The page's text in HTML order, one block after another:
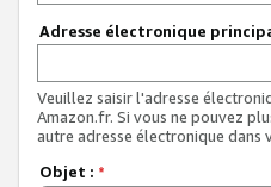
Adresse électronique
Veuillez saisir l'adresse
Amazon.fr. Si vous ne pouvez
autre adresse électronique dans
Objet : *